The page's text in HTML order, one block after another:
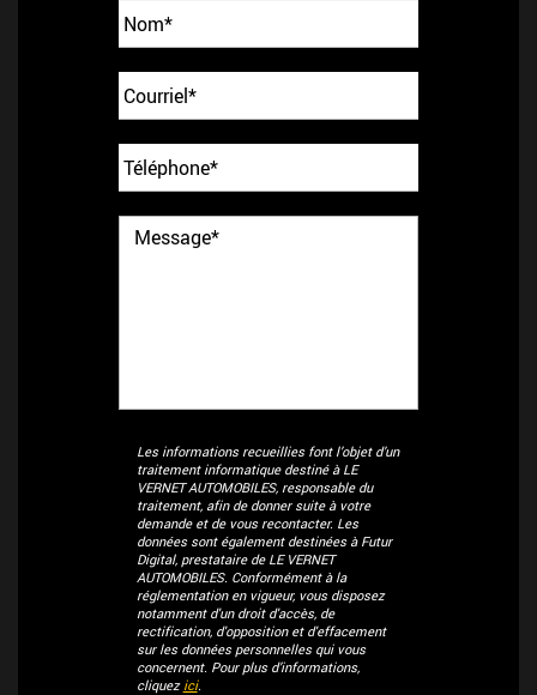
Les informations recueillies font l’objet d’un
traitement informatique destiné àLE
VERNET AUTOMOBILES, responsable du
traitement, afin de donner suite à votre
demande et de vous recontacter. Les
données sont également destinées à Futur
Digital, prestataire de LE VERNET
AUTOMOBILES. Conformément à la
réglementation en vigueur, vous disposez
notamment d'un droit d'accès, de
rectification, d'opposition et d'effacement
sur les données personnelles qui vous
concernent. Pour plus d’informations,
cliquez ici.